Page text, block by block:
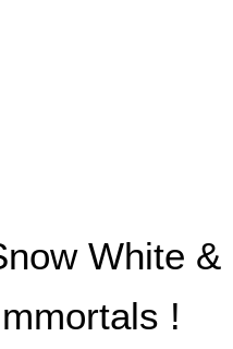
White &
!